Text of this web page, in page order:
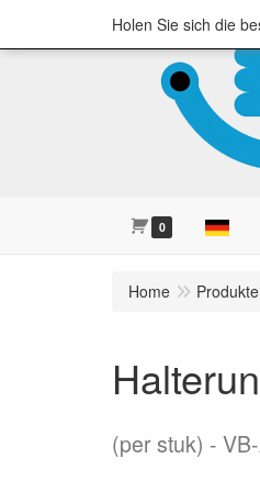
0
Home Produkte
(per stuk)
Holen Sie sich die